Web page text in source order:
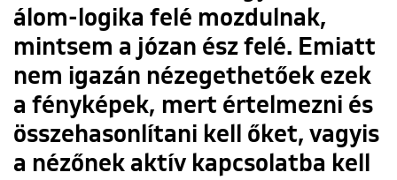
álom-logika felé mozdulnak,
mintsem a józan ész felé. Emiatt
nem igazán nézegethetőek ezek
a fényképek, mert értelmezni és
összehasonlítani kell őket, vagyis
a nézőnek aktív kapcsolatba kell